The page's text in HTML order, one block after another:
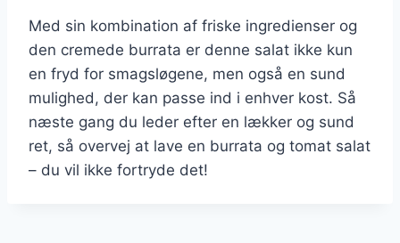
Med sin kombination af friske ingredienser og
den cremede burrata er denne salat ikke kun
en fryd for smagsløgene, men også en sund
mulighed, der kan passe ind i enhver kost. Så
næste gang du leder efter en lækker og sund
ret, så overvej at lave en burrata og tomat salat
– du vil ikke fortryde det!